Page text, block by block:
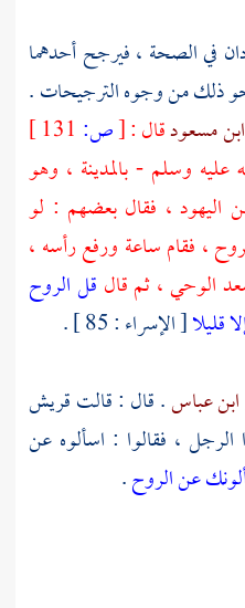
في الصحة ، فيرجح أحدهما
ذلك من وجوه الترجيحات .
ابن مسعودقال :[ص:
عليه وسلم -بالمدينة ، وهو
اليهود ، فقال بعضهم : لو
، فقام ساعة ورفع رأسه ،
الوحي ، ثم قال قل الروح
قليلا[ الإسراء : 85 ] .
ابن عباس. قال : قالتقريش
الرجل ، فقالوا : اسألوه عن
عن الروح.